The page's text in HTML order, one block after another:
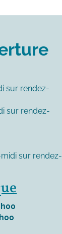
sur rendez-
sur rendez-
sur rendez-